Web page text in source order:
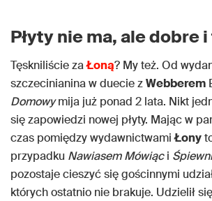
Płyty nie ma, ale dobre
Tęskniliście zaŁoną? My też. Od
szczecinianina w duecie zWebberem
Domowymija już ponad 2 lata. Nikt
się zapowiedzi nowej płyty. Mając w
czas pomiędzy wydawnictwamiŁony
przypadku Nawiasem Mówiąci
pozostaje cieszyć się gościnnymi
których ostatnio nie brakuje. Udzielił